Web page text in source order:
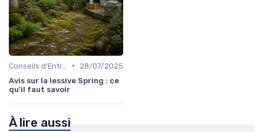
•
28/07/2025
Avis sur la lessive Spring : ce
qu'il faut savoir
À lire aussi